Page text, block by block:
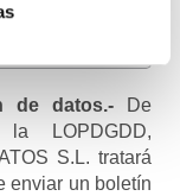
de datos.- De
LOPDGDD,
S.L. tratará
enviar un boletín